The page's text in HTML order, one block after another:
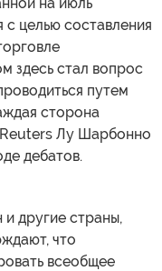
с целью составления
здесь стал вопрос
путем
сторона
Лу Шарбонно
дебатов.
другие страны,
что
всеобщее